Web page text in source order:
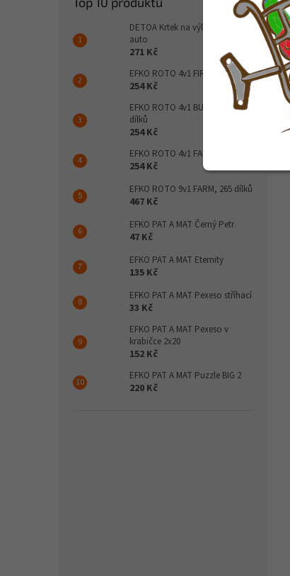
DETOA Krtek na výletě - růžové
auto
271 Kč
EFKO ROTO 4v1 FIRE, 198 dílků
254 Kč
EFKO ROTO 4v1 BUILD, 211
dílků
254 Kč
EFKO ROTO 4v1 FARM, 147 dílků
254 Kč
EFKO ROTO 9v1 FARM, 265 dílků
467 Kč
EFKO PAT A MAT Černý Petr
47 Kč
EFKO PAT A MAT Eternity
135 Kč
EFKO PAT A MAT Pexeso stříhací
33 Kč
EFKO PAT A MAT Pexeso v
krabičce 2x20
152 Kč
EFKO PAT A MAT Puzzle BIG 2
220 Kč